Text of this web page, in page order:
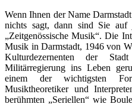
Wenn Ihnen der Name
nichts sagt, dann sind Sie
„Zeitgenössische Musik“. Die
Musik in Darmstadt, 1946 von
Kulturdezernenten der
Militärregierung ins Leben
einem der wichtigsten
Musiktheoretiker und
berühmten „Seriellen“ wie